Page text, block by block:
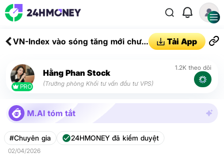
VN-Index vào sóng tăng mới chưa
tâm nhất trên thị trường
Tải App
PRO
Hằng Phan Stock
(Trưởng phòng Khối tư vấn đầu tư VPS)
1.2K theo dõi
M.AI tóm tắt
#Chuyên gia 24HMONEY đã kiểm duyệt
02/04/2026